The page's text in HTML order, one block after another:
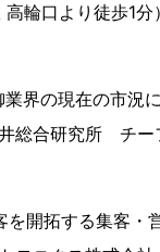
より徒歩1分）
界の現在の市況
総合研究所 チー
開拓する集客・